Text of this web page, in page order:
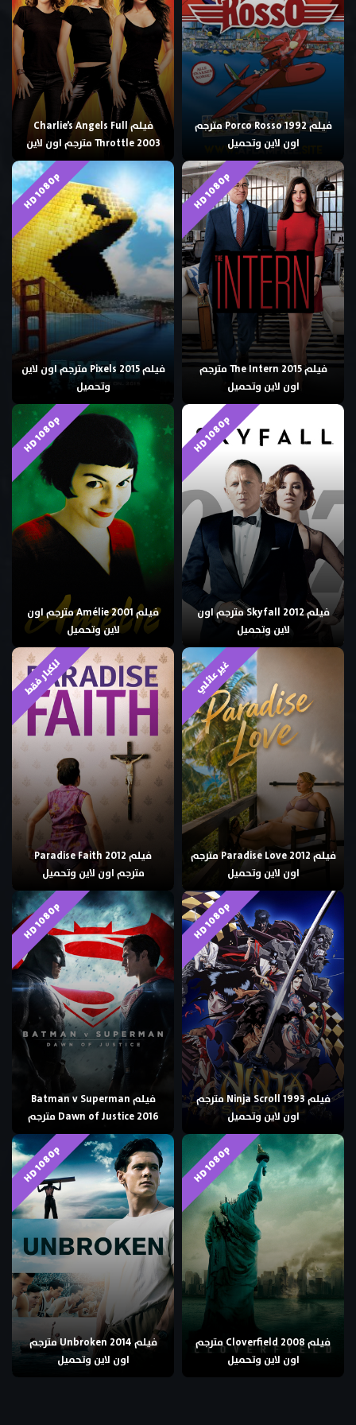
فيلم Porco Rosso 1992 مترجم
اون لاين وتحميل
فيلم Charlie’s Angels Full
Throttle 2003 مترجم اون لاين
HD 1080p
فيلم The Intern 2015 مترجم
اون لاين وتحميل
HD 1080p
فيلم Pixels 2015 مترجم اون لاين
وتحميل
HD 1080p
فيلم Skyfall 2012 مترجم اون
لاين وتحميل
HD 1080p
فيلم Amélie 2001 مترجم اون
لاين وتحميل
غير عائلي
فيلم Paradise Love 2012 مترجم
اون لاين وتحميل
للكبار فقط
فيلم Paradise Faith 2012
مترجم اون لاين وتحميل
HD 1080p
فيلم Ninja Scroll 1993 مترجم
اون لاين وتحميل
HD 1080p
فيلم Batman v Superman
Dawn of Justice 2016 مترجم
HD 1080p
فيلم Cloverfield 2008 مترجم
اون لاين وتحميل
HD 1080p
فيلم Unbroken 2014 مترجم
اون لاين وتحميل